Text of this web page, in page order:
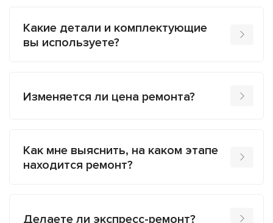
Какие детали и комплектующие
вы используете?
Изменяется ли цена ремонта?
Как мне выяснить, на каком этапе
находится ремонт?
Делаете ли экспресс-ремонт?